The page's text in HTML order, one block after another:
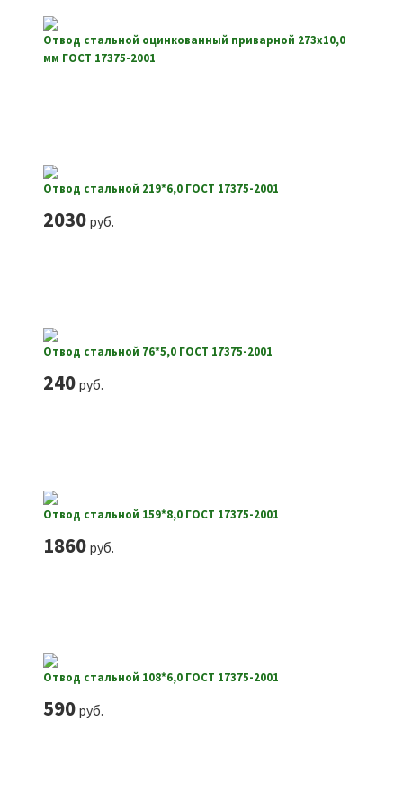
Отвод стальной оцинкованный приварной 273х10,0
мм ГОСТ 17375-2001
Отвод стальной 219*6,0 ГОСТ 17375-2001
2030руб.
Отвод стальной 76*5,0 ГОСТ 17375-2001
240руб.
Отвод стальной 159*8,0 ГОСТ 17375-2001
1860руб.
Отвод стальной 108*6,0 ГОСТ 17375-2001
590руб.